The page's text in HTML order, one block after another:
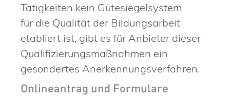
Tätigkeiten kein Gütesiegelsystem
für die Qualität der Bildungsarbeit
etabliert ist, gibt es für Anbieter dieser
Qualifizierungsmaßnahmen ein
gesondertes Anerkennungsverfahren.
Onlineantrag und Formulare